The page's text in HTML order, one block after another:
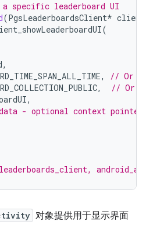
specific leaderboard UI
(PgsLeaderboardsClient* client
(
,
,
// Or
,
// Or
,
- optional context pointer
对象提供用于显示界面